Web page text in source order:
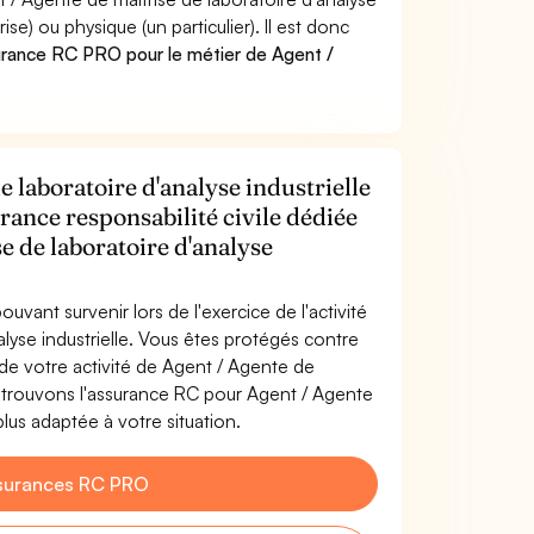
ou physique (un particulier). Il est donc
RC PRO pour le métier de Agent /
laboratoire d'analyse industrielle
responsabilité civile dédiée
de laboratoire d'analyse
survenir lors de l'exercice de l'activité
industrielle. Vous êtes protégés contre
votre activité de Agent / Agente de
l'assurance RC pour Agent / Agente
adaptée à votre situation.
RC PRO